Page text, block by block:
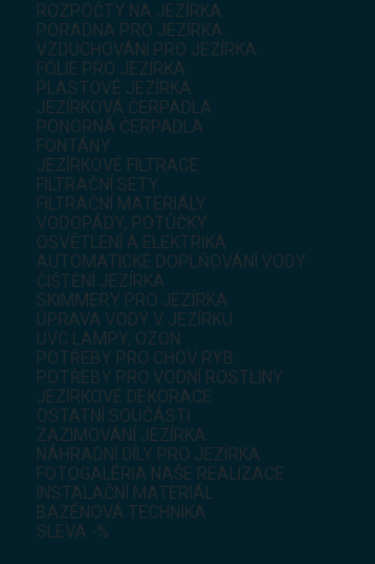
ROZPOČTY NA JEZÍRKA
PORADNA PRO JEZÍRKA
VZDUCHOVÁNÍ PRO JEZÍRKA
FÓLIE PRO JEZÍRKA
PLASTOVÉ JEZÍRKA
JEZÍRKOVÁ ČERPADLA
PONORNÁ ČERPADLA
FONTÁNY
JEZÍRKOVÉ FILTRACE
FILTRAČNÍ SETY
FILTRAČNÍ MATERIÁLY
VODOPÁDY, POTŮČKY
OSVĚTLENÍ A ELEKTRIKA
AUTOMATICKÉ DOPLŇOVÁNÍ VODY
ČIŠTĚNÍ JEZÍRKA
SKIMMERY PRO JEZÍRKA
ÚPRAVA VODY V JEZÍRKU
UVC LAMPY, OZON
POTŘEBY PRO CHOV RYB
POTŘEBY PRO VODNÍ ROSTLINY
JEZÍRKOVÉ DEKORACE
OSTATNÍ SOUČÁSTI
ZAZIMOVÁNÍ JEZÍRKA
NÁHRADNÍ DÍLY PRO JEZÍRKA
FOTOGALÉRIA NAŠE REALIZACE
INSTALAČNÍ MATERIÁL
BAZÉNOVÁ TECHNIKA
SLEVA -%